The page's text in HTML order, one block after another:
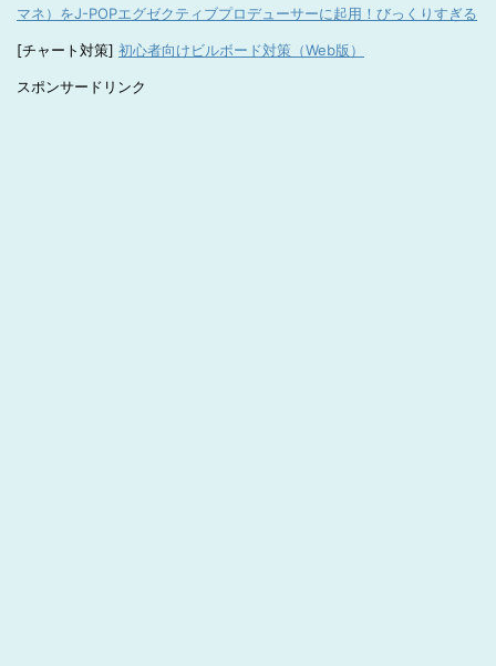
マネ）をJ-POPエグゼクティブプロデューサーに起用！びっくりすぎる
[チャート対策] 初心者向けビルボード対策（Web版）
スポンサードリンク